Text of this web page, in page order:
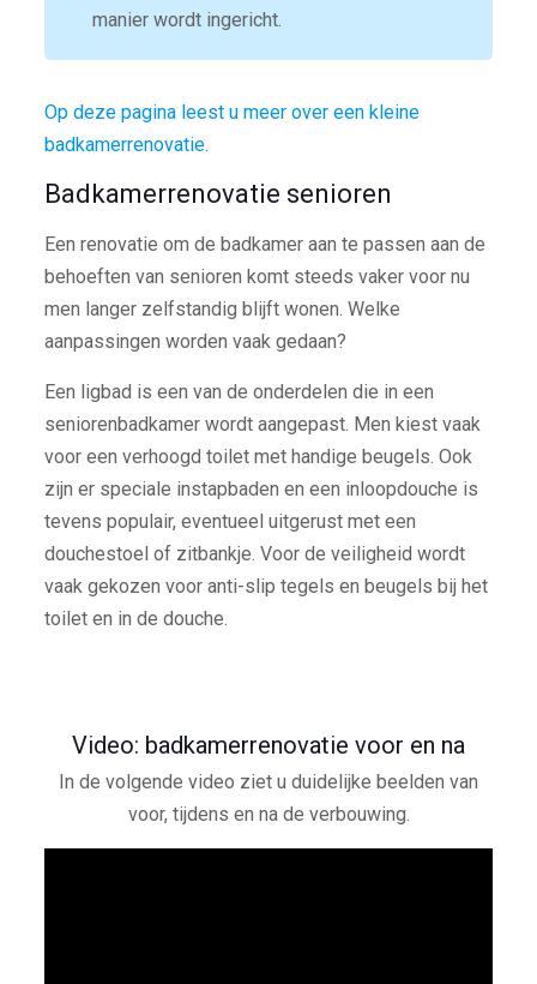
manier wordt ingericht.
Op deze pagina leest u meer over een kleine
badkamerrenovatie.
Badkamerrenovatie senioren
Een renovatie om de badkamer aan te passen aan de
behoeften van senioren komt steeds vaker voor nu
men langer zelfstandig blijft wonen. Welke
aanpassingen worden vaak gedaan?
Een ligbad is een van de onderdelen die in een
seniorenbadkamer wordt aangepast. Men kiest vaak
voor een verhoogd toilet met handige beugels. Ook
zijn er speciale instapbaden en een inloopdouche is
tevens populair, eventueel uitgerust met een
douchestoel of zitbankje. Voor de veiligheid wordt
vaak gekozen voor anti-slip tegels en beugels bij het
toilet en in de douche.
Video: badkamerrenovatie voor en na
In de volgende video ziet u duidelijke beelden van
voor, tijdens en na de verbouwing.